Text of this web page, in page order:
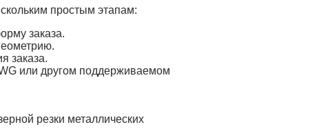
простым этапам:
заказа.
заказа.
или другом поддерживаемом
резки металлических